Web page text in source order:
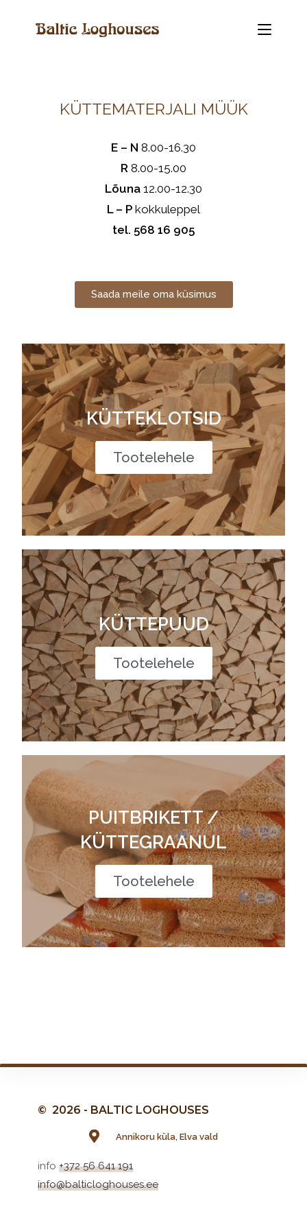
KÜTTEMATERJALI MÜÜK
E – N 8.00-16.30
R 8.00-15.00
Lõuna 12.00-12.30
L – P kokkuleppel
tel. 568 16 905
Saada meile oma küsimus
KÜTTEKLOTSID
Tootelehele
KÜTTEPUUD
Tootelehele
PUITBRIKETT /
KÜTTEGRAANUL
Tootelehele
© 2026 - BALTIC LOGHOUSES
Annikoru küla, Elva vald
info +372 56 641 191
info@balticloghouses.ee